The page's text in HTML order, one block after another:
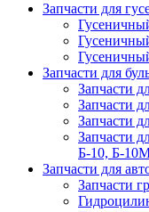
Запчасти для
Запчасти для
Запчасти
Запчасти
Запчасти
Запчасти
Б-10, Б-
Запчасти для
Запчасти